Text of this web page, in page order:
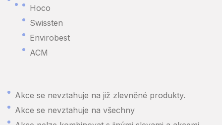
Hoco
Swissten
Envirobest
ACM
Akce se nevztahuje na již zlevněné produkty.
Akce se nevztahuje na všechny